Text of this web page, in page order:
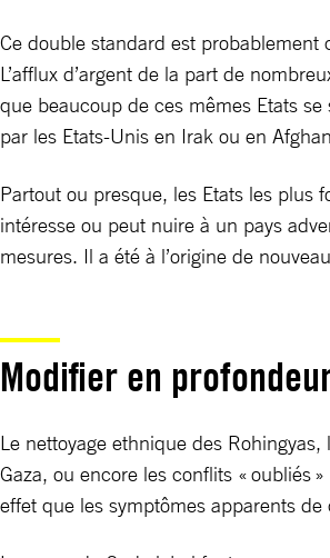
Ce double standard est
L’afflux d’argent de la part de
que beaucoup de ces mêmes Etats
par les Etats-Unis en Irak ou en
Partout ou presque, les Etats les plus
intéresse ou peut nuire à un pays
mesures. Il a été à l’origine de
Modifier en
Le nettoyage ethnique des
Gaza, ou encore les conflits « oubliés
effet que les symptômes apparents